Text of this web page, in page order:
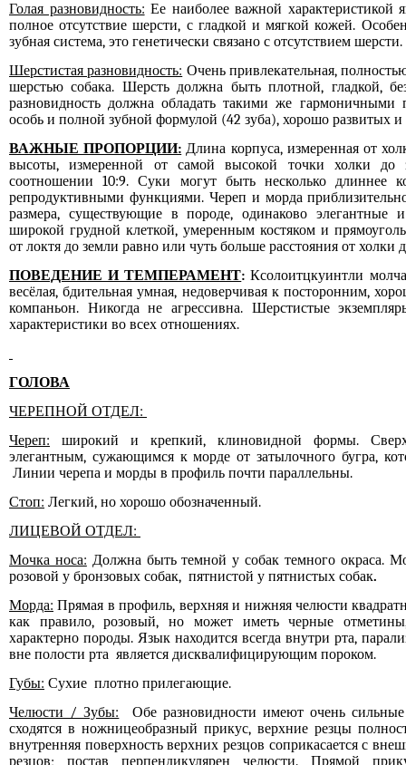
Голая разновидность: Ее наиболее важной характеристикой
полное отсутствие шерсти, с гладкой и мягкой кожей.
зубная система, это генетически связано с отсутствием шерсти.
Шерстистая разновидность: Очень привлекательная,
шерстью собака. Шерсть должна быть плотной, гладкой,
разновидность должна обладать такими же гармоничными
особь и полной зубной формулой (42 зуба), хорошо развитых
ВАЖНЫЕ ПРОПОРЦИИ: Длина корпуса, измеренная от
высоты, измеренной от самой высокой точки холки до
соотношении 10:9. Суки могут быть несколько длиннее
репродуктивными функциями. Череп и морда
размера, существующие в породе, одинаково элегантные
широкой грудной клеткой, умеренным костяком и
от локтя до земли равно или чуть больше расстояния от холки
ПОВЕДЕНИЕ И ТЕМПЕРАМЕНТ:Ксолоитцкуинтли
весёлая, бдительная умная, недоверчивая к посторонним,
компаньон. Никогда не агрессивна. Шерстистые
характеристики во всех отношениях.
ГОЛОВА
ЧЕРЕПНОЙ ОТДЕЛ:
Череп:
широкий и крепкий, клиновидной формы.
элегантным, сужающимся к морде от затылочного бугра,
Линии черепа и морды в профиль почти параллельны.
Стоп: Легкий, но хорошо обозначенный.
ЛИЦЕВОЙ ОТДЕЛ:
Мочка носа: Должна быть темной у собак темного окраса.
розовой у бронзовых собак, пятнистой у пятнистых собак.
Морда: Прямая в профиль, верхняя и нижняя челюсти
как правило, розовый, но может иметь черные
характерно породы. Язык находится всегда внутри рта,
вне полости рта является дисквалифицирующим пороком.
Губы: Сухие плотно прилегающие.
Челюсти / Зубы:
Обе разновидности имеют очень
сходятся в ножницеобразный прикус, верхние резцы
внутренняя поверхность верхних резцов соприкасается с
резцов; постав перпендикулярен челюсти. Прямой